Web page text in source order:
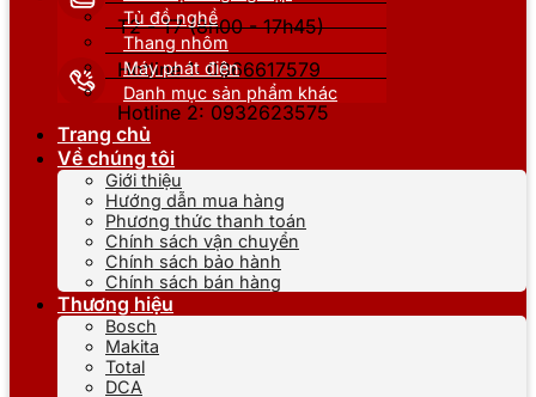
T2 - T7 (8h00 - 17h45)
Hotline 1: 0866617579
Hotline 2: 0932623575
Tủ đồ nghề
Thang nhôm
Máy phát điện
Danh mục sản phẩm khác
Trang chủ
Về chúng tôi
Giới thiệu
Hướng dẫn mua hàng
Phương thức thanh toán
Chính sách vận chuyển
Chính sách bảo hành
Chính sách bán hàng
Thương hiệu
Bosch
Makita
Total
DCA